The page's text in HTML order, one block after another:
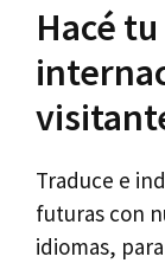
Hacé
Traduce e
futuras con
idiomas,